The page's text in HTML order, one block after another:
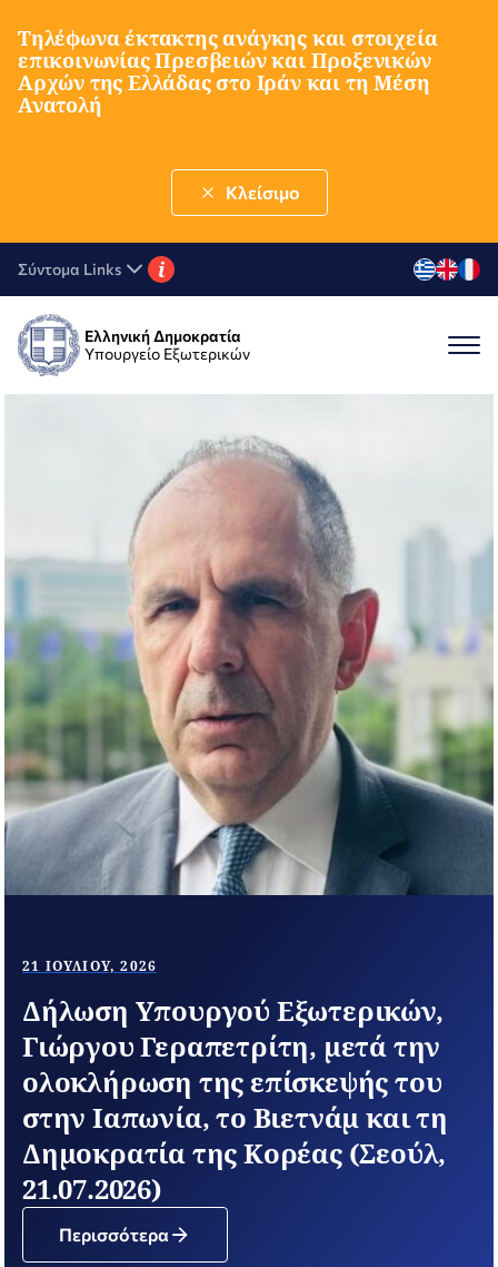
Τηλέφωνα έκτακτης ανάγκης και στοιχεία
επικοινωνίας Πρεσβειών και Προξενικών
Αρχών της Ελλάδας στο Ιράν και τη Μέση
Ανατολή
Κλείσιμο
Σύντομα Links i
Ελληνική Δημοκρατία
Υπουργείο Εξωτερικών
21 ΙΟΥΛΊΟΥ, 2026
Δήλωση Υπουργού Εξωτερικών,
Γιώργου Γεραπετρίτη, μετά την
ολοκλήρωση της επίσκεψής του
στην Ιαπωνία, το Βιετνάμ και τη
Δημοκρατία της Κορέας (Σεούλ,
21.07.2026)
Περισσότερα